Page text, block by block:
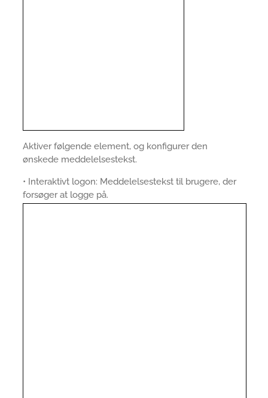
Aktiver følgende element, og konfigurer den
ønskede meddelelsestekst.
• Interaktivt logon: Meddelelsestekst til brugere, der
forsøger at logge på.